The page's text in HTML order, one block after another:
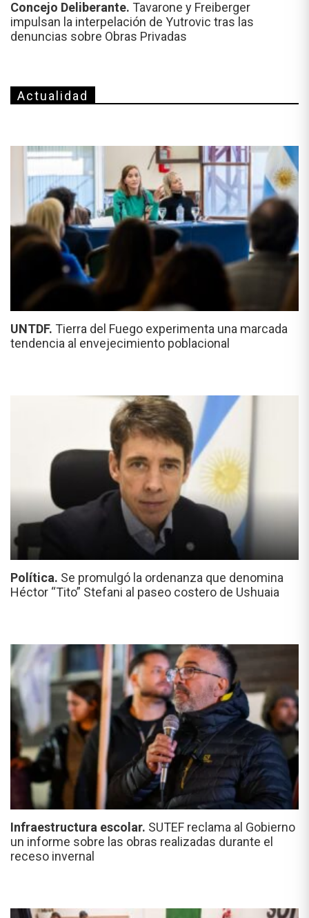
Concejo Deliberante. Tavarone y Freiberger
impulsan la interpelación de Yutrovic tras las
denuncias sobre Obras Privadas
Actualidad
UNTDF. Tierra del Fuego experimenta una marcada
tendencia al envejecimiento poblacional
Política. Se promulgó la ordenanza que denomina
Héctor “Tito” Stefani al paseo costero de Ushuaia
Infraestructura escolar. SUTEF reclama al Gobierno
un informe sobre las obras realizadas durante el
receso invernal